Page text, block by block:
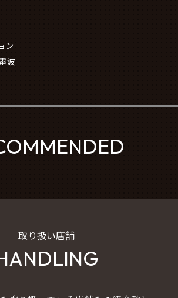
ン
波
取り扱い店舗